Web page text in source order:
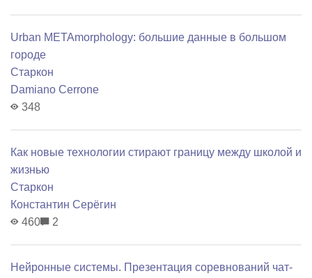
Urban METAmorphology: большие данные в большом
городе
Старкон
Damiano Cerrone
348
Как новые технологии стирают границу между школой и
жизнью
Старкон
Константин Серёгин
460
2
Нейронные системы. Презентация соревнований чат-